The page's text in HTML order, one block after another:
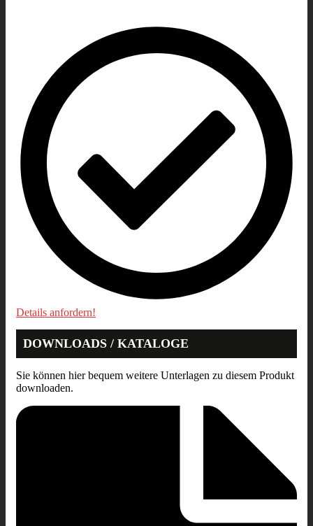
Details anfordern!
DOWNLOADS / KATALOGE
Sie können hier bequem weitere Unterlagen zu diesem Produkt
downloaden.